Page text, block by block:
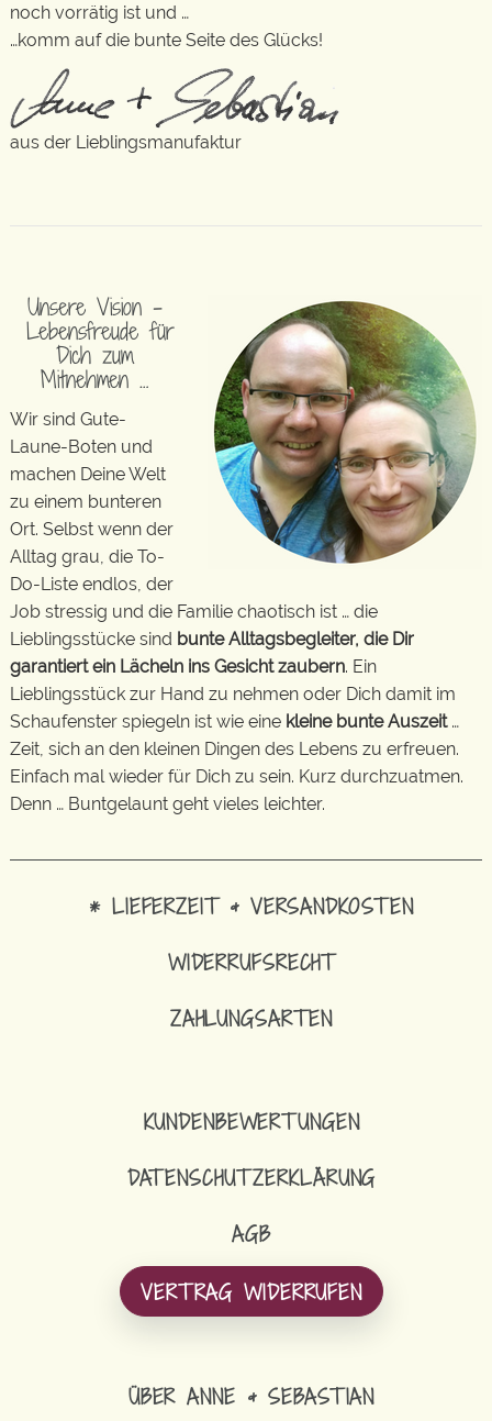
noch vorrätig ist und …
…komm auf die bunte Seite des Glücks!
aus der Lieblingsmanufaktur
Unsere Vision –
Lebensfreude für
Dich zum
Mitnehmen …
Wir sind Gute-
Laune-Boten und
machen Deine Welt
zu einem bunteren
Ort. Selbst wenn der
Alltag grau, die To-
Do-Liste endlos, der
Job stressig und die Familie chaotisch ist … die
Lieblingsstücke sind bunte Alltagsbegleiter, die Dir
garantiert ein Lächeln ins Gesicht zaubern. Ein
Lieblingsstück zur Hand zu nehmen oder Dich damit im
Schaufenster spiegeln ist wie eine kleine bunte Auszeit…
Zeit, sich an den kleinen Dingen des Lebens zu erfreuen.
Einfach mal wieder für Dich zu sein. Kurz durchzuatmen.
Denn … Buntgelaunt geht vieles leichter.
* LIEFERZEIT & VERSANDKOSTEN
WIDERRUFSRECHT
ZAHLUNGSARTEN
KUNDENBEWERTUNGEN
DATENSCHUTZERKLÄRUNG
AGB
VERTRAG WIDERRUFEN
ÜBER ANNE & SEBASTIAN